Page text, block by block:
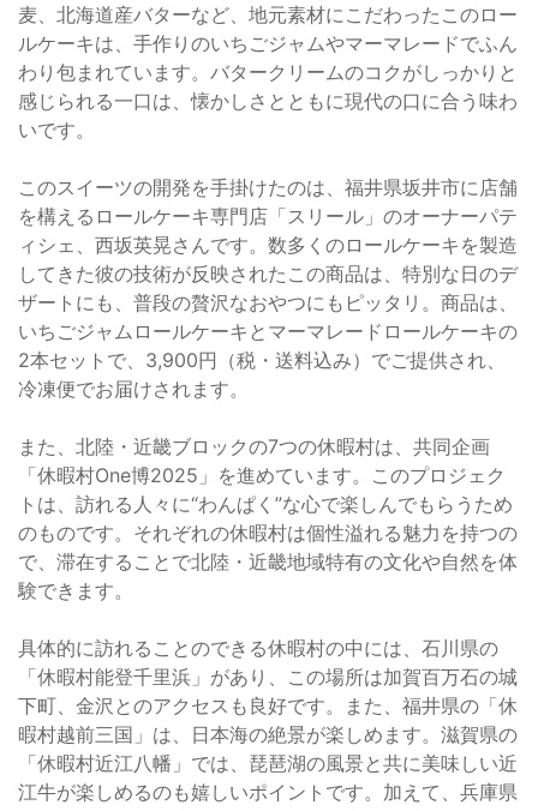
麦、北海道産バターなど、地元素材にこだわったこのロー
ルケーキは、手作りのいちごジャムやマーマレードでふん
わり包まれています。バタークリームのコクがしっかりと
感じられる一口は、懐かしさとともに現代の口に合う味わ
いです。
このスイーツの開発を手掛けたのは、福井県坂井市に店舗
を構えるロールケーキ専門店「スリール」のオーナーパテ
ィシェ、西坂英晃さんです。数多くのロールケーキを製造
してきた彼の技術が反映されたこの商品は、特別な日のデ
ザートにも、普段の贅沢なおやつにもピッタリ。商品は、
いちごジャムロールケーキとマーマレードロールケーキの
2本セットで、3,900円（税・送料込み）でご提供され、
冷凍便でお届けされます。
また、北陸・近畿ブロックの7つの休暇村は、共同企画
「休暇村One博2025」を進めています。このプロジェク
トは、訪れる人々に“わんぱく”な心で楽しんでもらうため
のものです。それぞれの休暇村は個性溢れる魅力を持つの
で、滞在することで北陸・近畿地域特有の文化や自然を体
験できます。
具体的に訪れることのできる休暇村の中には、石川県の
「休暇村能登千里浜」があり、この場所は加賀百万石の城
下町、金沢とのアクセスも良好です。また、福井県の「休
暇村越前三国」は、日本海の絶景が楽しめます。滋賀県の
「休暇村近江八幡」では、琵琶湖の風景と共に美味しい近
江牛が楽しめるのも嬉しいポイントです。加えて、兵庫県